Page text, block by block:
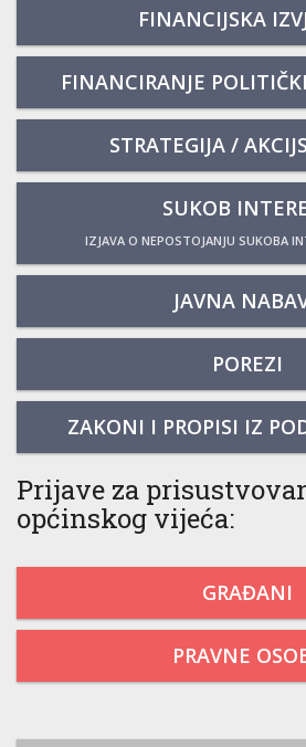
FINANCIJSKA
FINANCIRANJE
STRATEGIJA /
SUKOB
IZJAVA O NEPOSTOJANJU SUKOBA
JAVNA
POREZI
ZAKONI I PROPISI IZ
Prijave za
općinskog vijeća:
GRAĐANI
PRAVNE